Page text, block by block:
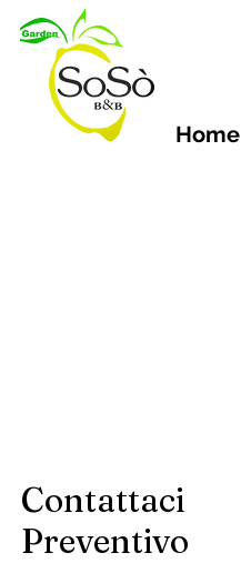
Home
Contattaci
Preventivo